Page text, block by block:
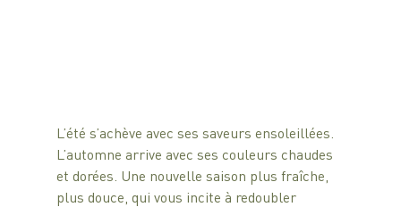
L’été s’achève avec ses saveurs ensoleillées.
L’automne arrive avec ses couleurs chaudes
et dorées. Une nouvelle saison plus fraîche,
plus douce, qui vous incite à redoubler